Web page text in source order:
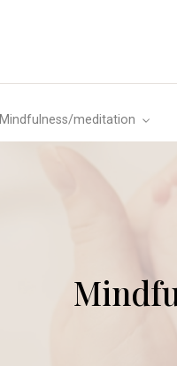
Mindfulness/meditation